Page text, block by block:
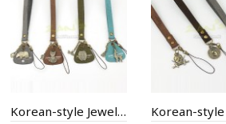
Korean-style Jewelry Gift